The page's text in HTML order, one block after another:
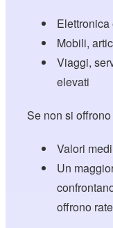
Mobili,
Viaggi,
elevati
Se non si
Valori
Un
offrono